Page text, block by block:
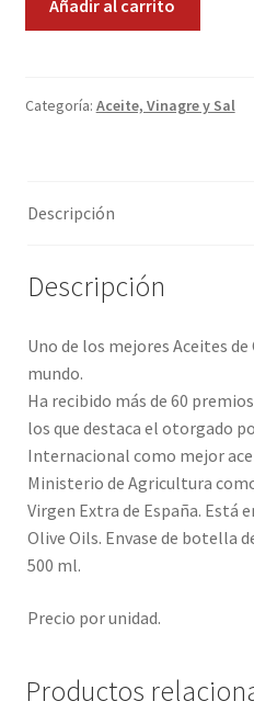
Promociones
Tienda
cantidad
Añadir al carrito
Categoría: Aceite, Vinagre y Sal
Descripción
Descripción
Uno de los mejores Aceites
mundo.
Ha recibido más de 60
los que destaca el otorgado
Internacional como mejor
Ministerio de Agricultura
Virgen Extra de España. Está
Olive Oils. Envase de botella
500 ml.
Precio por unidad.
Productos